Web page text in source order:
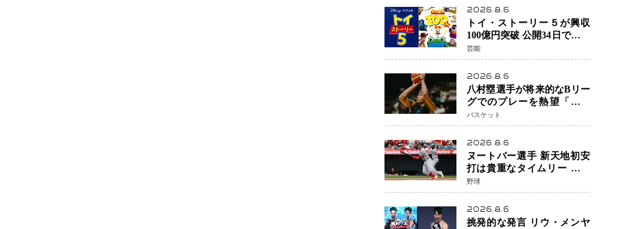
再起を懸けたONEフェザー
級トーナメント初戦
2026.8.6
トイ・ストーリー５が興収
100億円突破 公開34日でピク
サー作品 史上最速 日本歴代
シリーズ最高更新も目前
芸能
2026.8.6
八村塁選手が将来的なBリー
グでのプレーを熱望「一つ
の夢ですね」スター帰還が
リーグ価値を押し上げる可
能性
バスケット
2026.8.6
ヌートバー選手 新天地初安
打は貴重なタイムリー 本拠
地ファンが大歓声 笑顔で歓
喜
野球
2026.8.6
挑発的な発言 リウ・メンヤ